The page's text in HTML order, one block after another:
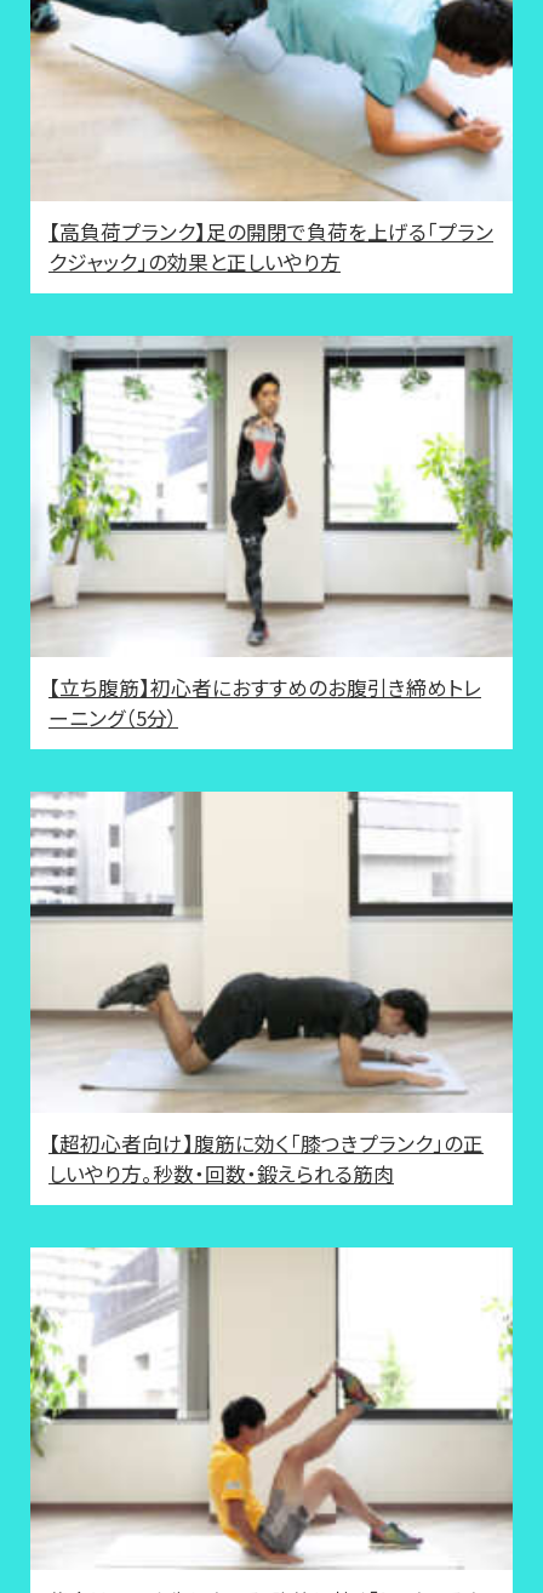
【高負荷プランク】足の開閉で負荷を上げる「プラン
クジャック」の効果と正しいやり方
【立ち腹筋】初心者におすすめのお腹引き締めトレ
ーニング（5分）
【超初心者向け】腹筋に効く「膝つきプランク」の正
しいやり方。秒数・回数・鍛えられる筋肉